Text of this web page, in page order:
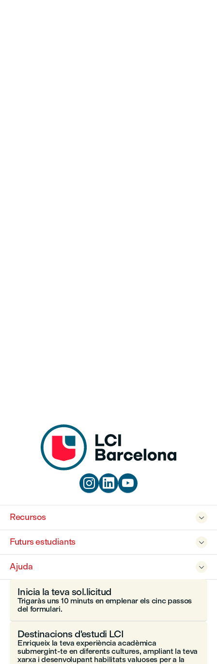
  

Recursos

Futurs estudiants

Ajuda
Inicia la teva sol.licitud
Trigaràs uns 10 minuts en emplenar els cinc passos
del formulari.
Destinacions d'estudi LCI
Enriqueix la teva experiència acadèmica
submergint-te en diferents cultures, ampliant la teva
xarxa i desenvolupant habilitats valuoses per a la